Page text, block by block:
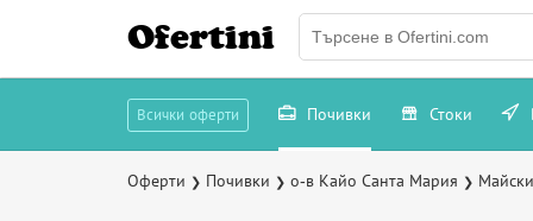
Ofertini
Всички оферти Почивки Стоки
Оферти ❯ Почивки ❯ о-в Кайо Санта Мария ❯